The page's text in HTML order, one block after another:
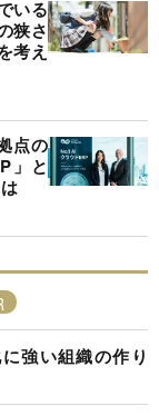
いる
狭さ
考え
点の
」と
強い組織の作り